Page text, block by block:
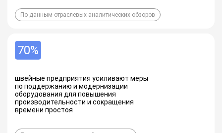
По данным отраслевых аналитических обзоров
70%
швейные предприятия усиливают меры
по поддержанию и модернизации
оборудования для повышения
производительности и сокращения
времени простоя